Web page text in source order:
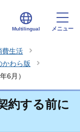
Multilingual メニュー
費生活
わら版
6月）
約する前に